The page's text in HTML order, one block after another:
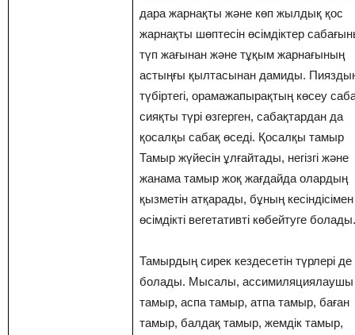
дара жарнақты және көп жылдық қос
жарнақты шөптесін өсімдіктер
түп жағынан және тұқым жарнағының
астыңғы қылтасынан дамиды.
түбіртегі, орамажапырақтың көсеу
сияқты түрі өзгерген, сабақтардан да
қосалқы сабақ өседі. Қосалқы тамыр
Тамыр жүйесін ұлғайтады, негізгі және
жанама тамыр жоқ жағдайда олардың
қызметін атқарады, бұның кесіндісімен
өсімдікті вегетативті көбейтуге болады.
Тамырдың сирек кездесетін түрлері де
болады. Мысалы, ассимиляциялаушы
тамыр, аспа тамыр, атпа тамыр, баған
тамыр, балдақ тамыр, жемдік тамыр,